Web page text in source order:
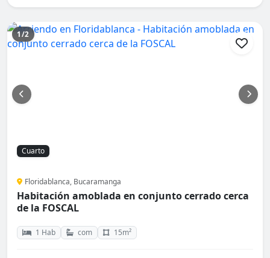
1/2
Cuarto
Floridablanca, Bucaramanga
Habitación amoblada en conjunto cerrado cerca
de la FOSCAL
1 Hab com 15m²